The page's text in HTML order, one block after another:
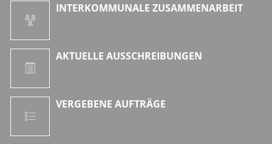
INTERKOMMUNALE ZUSAMMENARBEIT
AKTUELLE AUSSCHREIBUNGEN
VERGEBENE AUFTRÄGE